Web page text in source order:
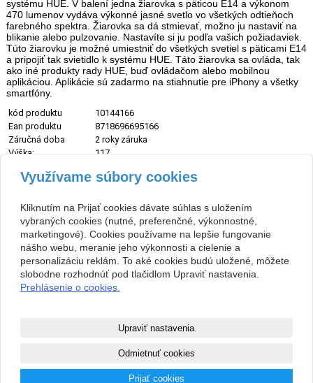
systému HUE. V balení jedna žiarovka s päticou E14 a výkonom
470 lumenov vydáva výkonné jasné svetlo vo všetkých odtieňoch
farebného spektra. Žiarovka sa dá stmievať, možno ju nastaviť na
blikanie alebo pulzovanie. Nastavíte si ju podľa vašich požiadaviek.
Túto žiarovku je možné umiestniť do všetkých svetiel s päticami E14
a pripojiť tak svietidlo k systému HUE. Táto žiarovka sa ovláda, tak
ako iné produkty rady HUE, buď ovládačom alebo mobilnou
aplikáciou. Aplikácie sú zadarmo na stiahnutie pre iPhony a všetky
smartfóny.
kód produktu
10144166
Ean produktu
8718696695166
Záručná doba
2 roky záruka
Výška:
117
Príkon (W):
6W
Životnosť (hod.):
25000
Druh pätice:
E14
Možnosť stmievania: Áno
Farba svetla (K):
16 miliónov farieb
Napätie:
220V-240V
Stmievač:
stmievateľné
Využívame súbory cookies
Kliknutím na Prijať cookies dávate súhlas s uložením
vybraných cookies (nutné, preferenčné, výkonnostné,
marketingové). Cookies používame na lepšie fungovanie
nášho webu, meranie jeho výkonnosti a cielenie a
personalizáciu reklám. To aké cookies budú uložené, môžete
slobodne rozhodnúť pod tlačidlom Upraviť nastavenia.
Prehlásenie o cookies.
Upraviť nastavenia
Odmietnuť cookies
Prijať cookies